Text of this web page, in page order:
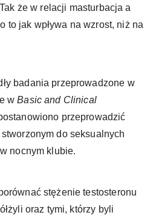
że w relacji masturbacja a
to jak wpływa na wzrost, niż na
badania przeprowadzone w
wBasic and Clinical
przeprowadzić
do seksualnych
nocnym klubie.
stężenie testosteronu
oraz tymi, którzy byli